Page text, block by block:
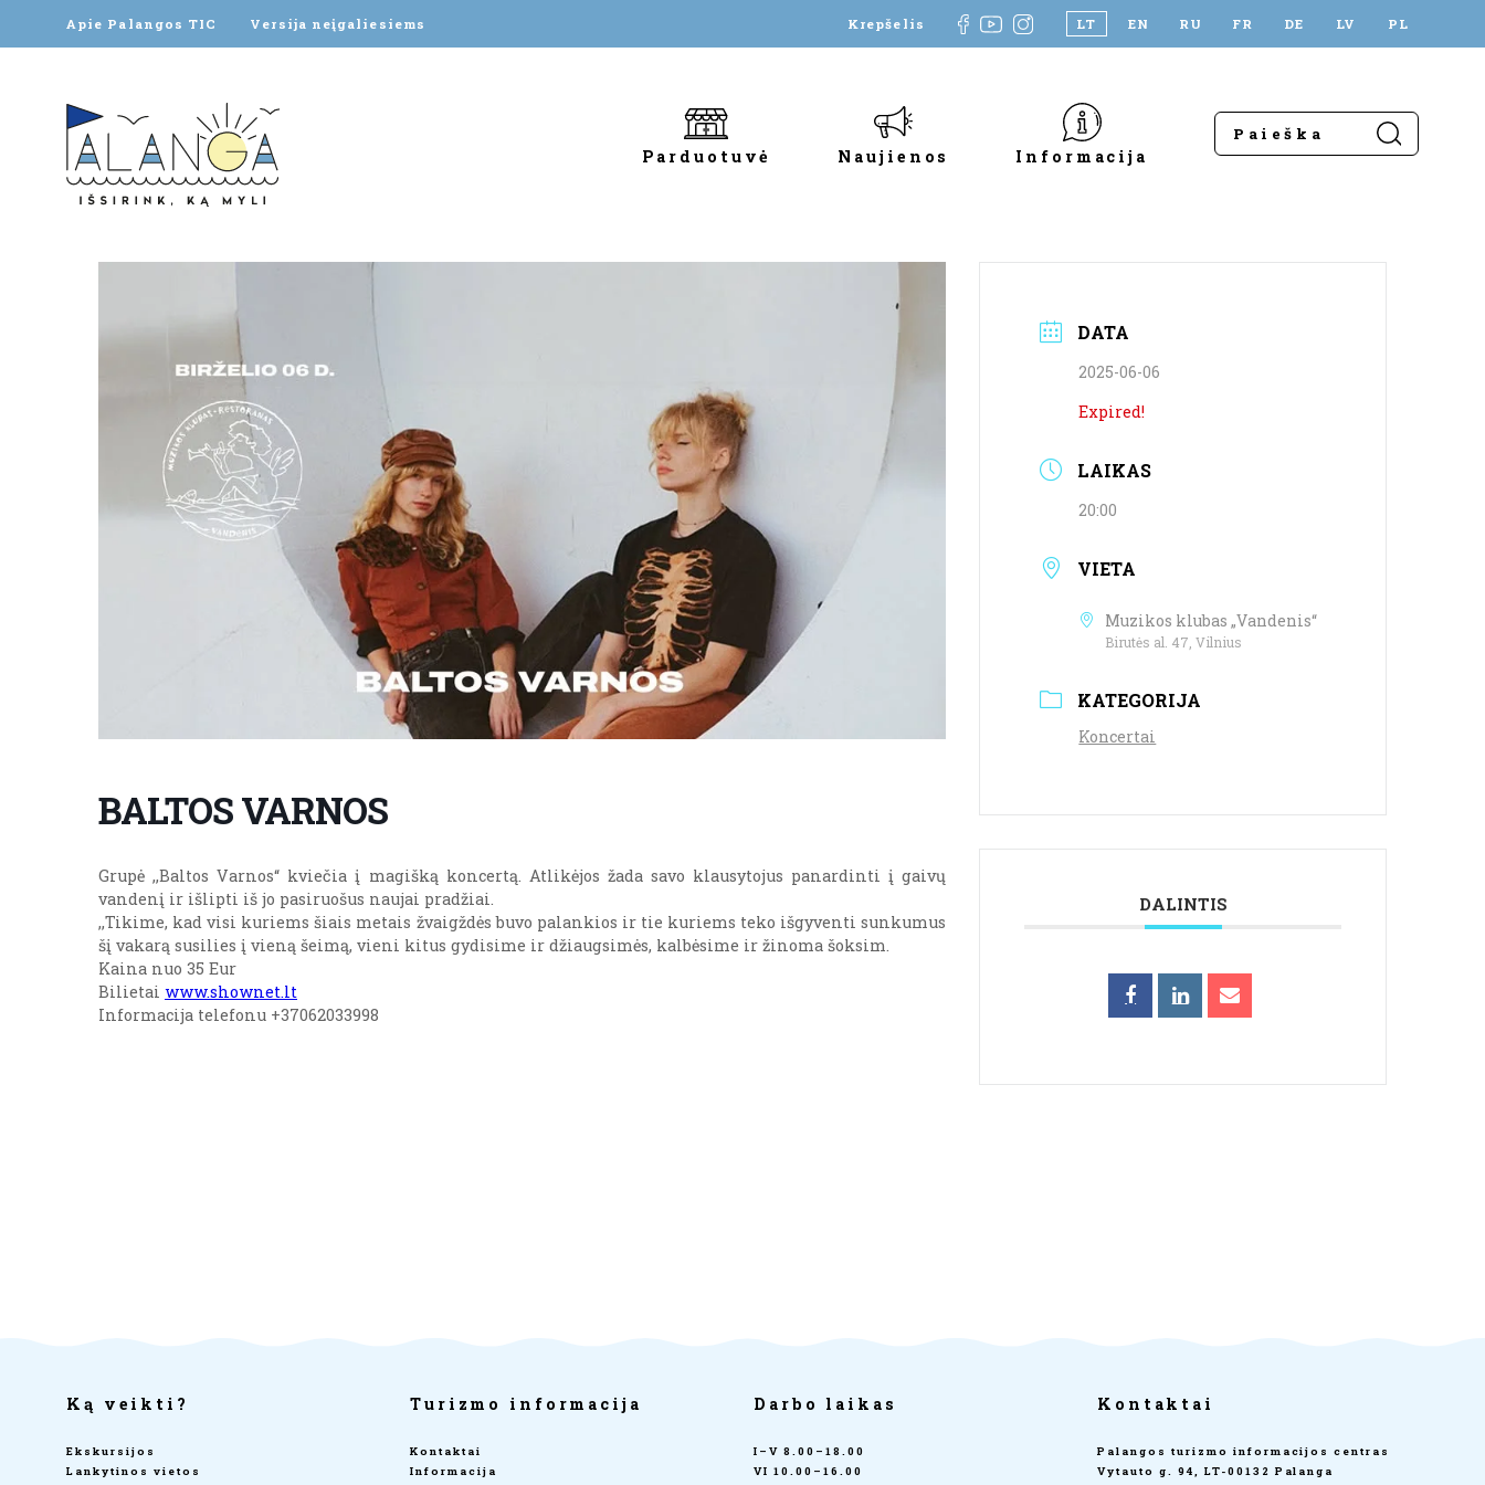
Apie Palangos TIC Versija neįgaliesiems Krepšelis LT EN RU FR DE LV PL
Parduotuvė Naujienos Informacija
BALTOS VARNOS
Grupė ,,Baltos Varnos“ kviečia į magišką koncertą. Atlikėjos žada savo klausytojus panardinti į gaivų
vandenį ir išlipti iš jo pasiruošus naujai pradžiai.
,,Tikime, kad visi kuriems šiais metais žvaigždės buvo palankios ir tie kuriems teko išgyventi sunkumus
šį vakarą susilies į vieną šeimą, vieni kitus gydisime ir džiaugsimės, kalbėsime ir žinoma šoksim.
Kaina nuo 35 Eur
Bilietai www.shownet.lt
Informacija telefonu +37062033998
DATA
2025-06-06
Expired!
LAIKAS
20:00
VIETA
Muzikos klubas „Vandenis“
Birutės al. 47, Vilnius
KATEGORIJA
Koncertai
DALINTIS
Ką veikti?
Ekskursijos
Lankytinos vietos
Turizmo informacija
Kontaktai
Informacija
Darbo laikas
I–V 8.00–18.00
VI 10.00–16.00
Kontaktai
Palangos turizmo informacijos centras
Vytauto g. 94, LT-00132 Palanga